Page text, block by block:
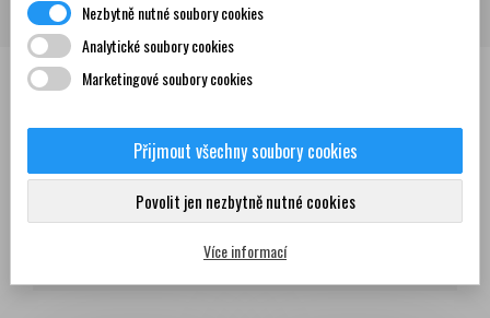
Domů Všichni dodavatelé Biovita Group s.r.o.
Seznam produktů dodavatele
Biovita Group s.r.o.
Seřadit podle:
Zobrazení 1-2 z 2 položek
Nezbytně nutné soubory cookies
Analytické soubory cookies
Marketingové soubory cookies
Přijmout všechny soubory cookies
Povolit jen nezbytně nutné cookies
Více informací